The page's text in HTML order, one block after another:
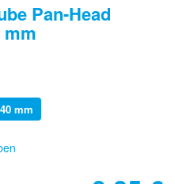
Pan-Head
mm
mm